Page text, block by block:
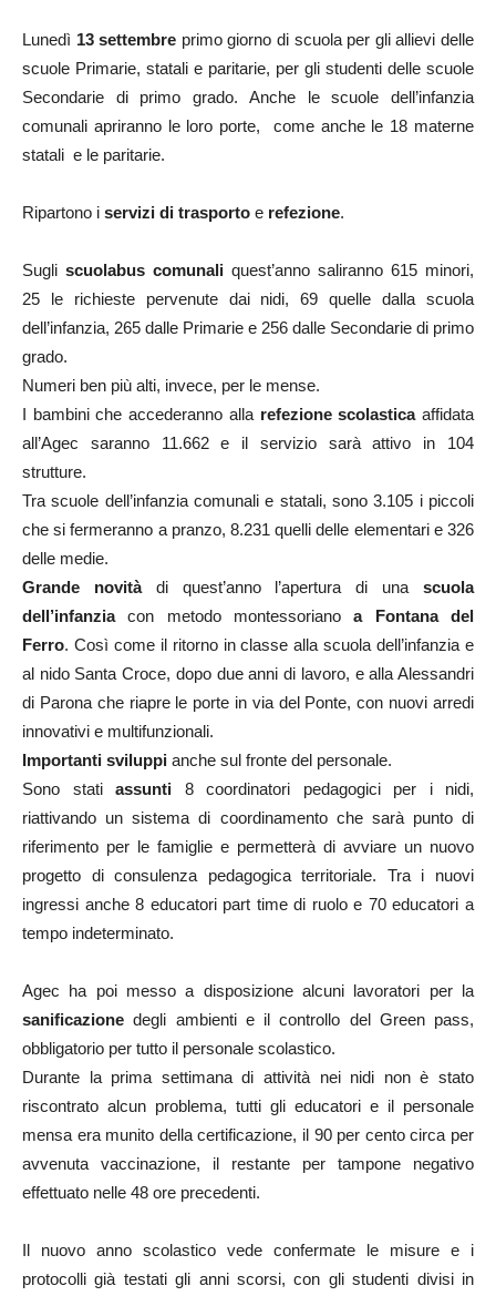
Lunedì 13 settembre primo giorno di scuola per gli allievi delle
scuole Primarie, statali e paritarie, per gli studenti delle scuole
Secondarie di primo grado. Anche le scuole dell’infanzia
comunali apriranno le loro porte, come anche le 18 materne
statali e le paritarie.
Ripartono i servizi di trasporto e refezione.
Sugli scuolabus comunali quest’anno saliranno 615 minori,
25 le richieste pervenute dai nidi, 69 quelle dalla scuola
dell’infanzia, 265 dalle Primarie e 256 dalle Secondarie di primo
grado.
Numeri ben più alti, invece, per le mense.
I bambini che accederanno allarefezione scolasticaaffidata
all’Agec saranno 11.662 e il servizio sarà attivo in 104
strutture.
Tra scuole dell’infanzia comunali e statali, sono 3.105 i piccoli
che si fermeranno a pranzo, 8.231 quelli delle elementari e 326
delle medie.
Grande novitàdi quest’anno l’apertura di unascuola
dell’infanziacon metodo montessoriano a Fontana del
Ferro. Così come il ritorno in classe alla scuola dell’infanzia e
al nido Santa Croce, dopo due anni di lavoro, e alla Alessandri
di Parona che riapre le porte in via del Ponte, con nuovi arredi
innovativi e multifunzionali.
Importanti sviluppi anche sul fronte del personale.
Sono statiassunti 8 coordinatori pedagogici per i nidi,
riattivando un sistema di coordinamento che sarà punto di
riferimento per le famiglie e permetterà di avviare un nuovo
progetto di consulenza pedagogica territoriale. Tra i nuovi
ingressi anche 8 educatori part time di ruolo e 70 educatori a
tempo indeterminato.
Agec ha poi messo a disposizione alcuni lavoratori per la
sanificazione degli ambienti e il controllo del Green pass,
obbligatorio per tutto il personale scolastico.
Durante la prima settimana di attività nei nidi non è stato
riscontrato alcun problema, tutti gli educatori e il personale
mensa era munito della certificazione, il 90 per cento circa per
avvenuta vaccinazione, il restante per tampone negativo
effettuato nelle 48 ore precedenti.
Il nuovo anno scolastico vede confermate le misure e i
protocolli già testati gli anni scorsi, con gli studenti divisi in